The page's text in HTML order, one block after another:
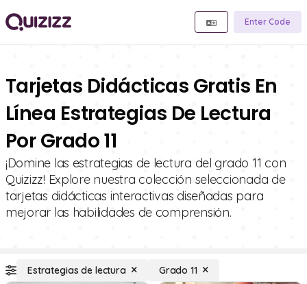
Enter Code
Tarjetas Didácticas Gratis En
Línea Estrategias De Lectura
Por Grado 11
¡Domine las estrategias de lectura del grado 11 con
Quizizz! Explore nuestra colección seleccionada de
tarjetas didácticas interactivas diseñadas para
mejorar las habilidades de comprensión.
Estrategias de lectura Grado 11